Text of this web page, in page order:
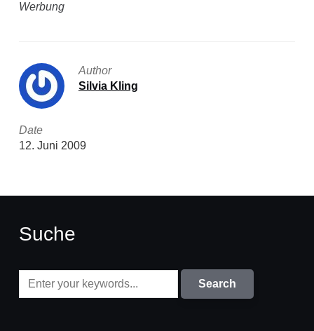
Werbung
Author
Silvia Kling
Date
12. Juni 2009
Suche